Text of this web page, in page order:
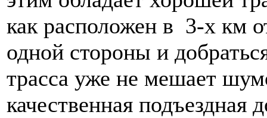
как расположен в 3-х км
одной стороны и
трасса уже не мешает
качественная подъездная